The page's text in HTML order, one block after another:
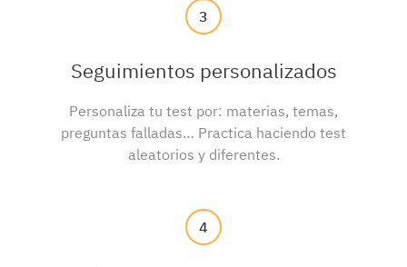
3
Seguimientos personalizados
Personaliza tu test por: materias, temas,
preguntas falladas… Practica haciendo test
aleatorios y diferentes.
4